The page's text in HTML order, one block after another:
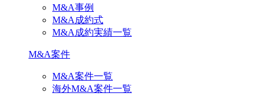
M&A事例
M&A成約式
M&A成約実績一覧
M&A案件
M&A案件一覧
海外M&A案件一覧